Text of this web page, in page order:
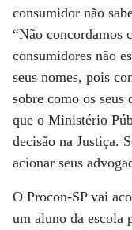
consumidor não
“Não concordamos
consumidores não
seus nomes, pois
sobre como os seus
que o Ministério
decisão na Justiça.
acionar seus
O Procon-SP vai
um aluno da escola